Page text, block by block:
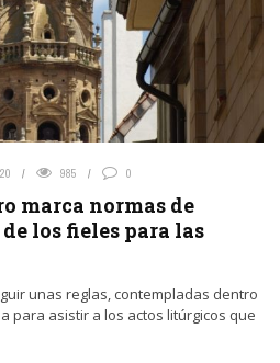
985 0
marca normas de
los fieles para las
unas reglas, contempladas dentro
para asistir a los actos litúrgicos que